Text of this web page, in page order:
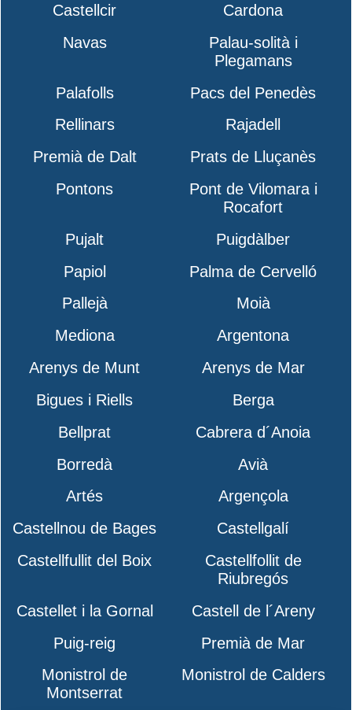
Castellcir
Cardona
Navas
Palau-solità i
Plegamans
Palafolls
Pacs del Penedès
Rellinars
Rajadell
Premià de Dalt
Prats de Lluçanès
Pontons
Pont de Vilomara i
Rocafort
Pujalt
Puigdàlber
Papiol
Palma de Cervelló
Pallejà
Moià
Mediona
Argentona
Arenys de Munt
Arenys de Mar
Bigues i Riells
Berga
Bellprat
Cabrera d´Anoia
Borredà
Avià
Artés
Argençola
Castellnou de Bages
Castellgalí
Castellfullit del Boix
Castellfollit de
Riubregós
Castellet i la Gornal
Castell de l´Areny
Puig-reig
Premià de Mar
Monistrol de
Montserrat
Monistrol de Calders